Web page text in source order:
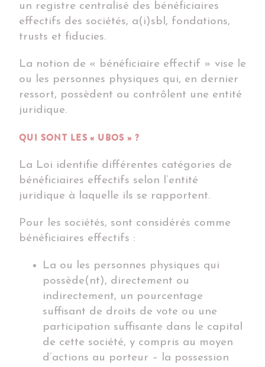
un registre centralisé des bénéficiaires
effectifs des sociétés, a(i)sbl, fondations,
trusts et fiducies.
La notion de « bénéficiaire effectif » vise le
ou les personnes physiques qui, en dernier
ressort, possèdent ou contrôlent une entité
juridique.
QUI SONT LES « UBOS » ?
La Loi identifie différentes catégories de
bénéficiaires effectifs selon l’entité
juridique à laquelle ils se rapportent.
Pour les sociétés, sont considérés comme
bénéficiaires effectifs :
La ou les personnes physiques qui
possède(nt), directement ou
indirectement, un pourcentage
suffisant de droits de vote ou une
participation suffisante dans le capital
de cette société, y compris au moyen
d’actions au porteur – la possession